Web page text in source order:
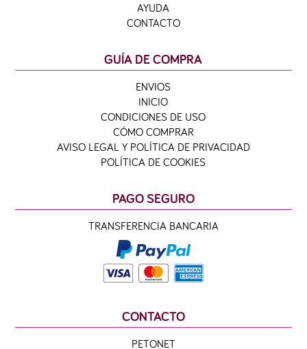
AYUDA
CONTACTO
GUÍA DE COMPRA
ENVIOS
INICIO
CONDICIONES DE USO
CÓMO COMPRAR
AVISO LEGAL Y POLÍTICA DE PRIVACIDAD
POLÍTICA DE COOKIES
PAGO SEGURO
TRANSFERENCIA BANCARIA
CONTACTO
PETONET